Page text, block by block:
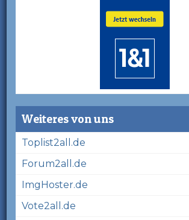
Weiteres von uns
Toplist2all.de
Forum2all.de
ImgHoster.de
Vote2all.de